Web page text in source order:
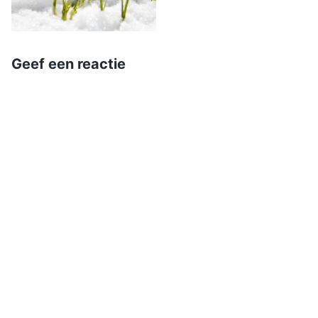
wist, bedacht ik plotseling dat, aangezien deze
kwaadaardige agenten van de CCP-overheid zo
absurd handelden, aangezien ze me geen
Geef een reactie